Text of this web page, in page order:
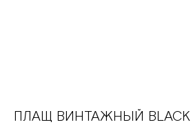
ПЛАЩ ВИНТАЖНЫЙ BLACK